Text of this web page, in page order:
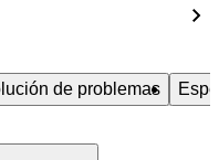
de problemas